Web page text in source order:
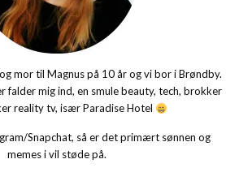
mor til Magnus på 10 år og vi bor i Brøndby.
falder mig ind, en smule beauty, tech, brokker
reality tv, især Paradise Hotel
Snapchat, så er det primært sønnen og
memes i vil støde på.